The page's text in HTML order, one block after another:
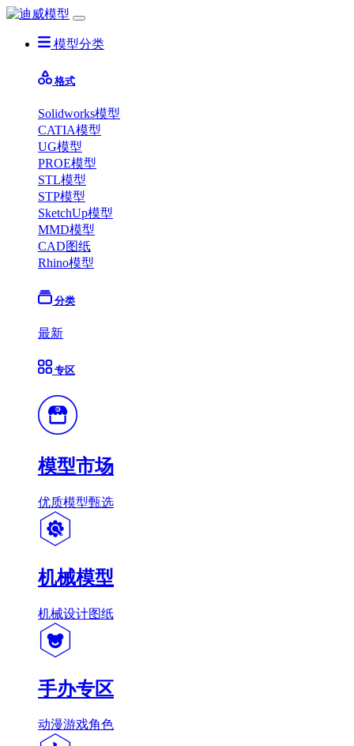
模型分类
格式
Solidworks模型
CATIA模型
UG模型
PROE模型
STL模型
STP模型
SketchUp模型
MMD模型
CAD图纸
Rhino模型
分类
最新
专区
模型市场
优质模型甄选
机械模型
机械设计图纸
手办专区
动漫游戏角色